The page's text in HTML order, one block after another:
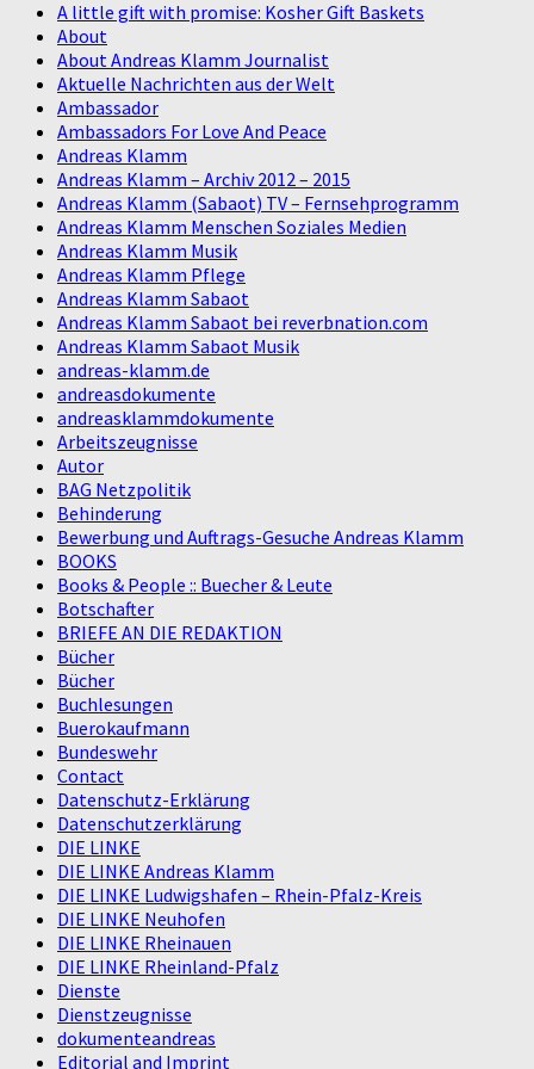
A little gift with promise: Kosher Gift Baskets
About
About Andreas Klamm Journalist
Aktuelle Nachrichten aus der Welt
Ambassador
Ambassadors For Love And Peace
Andreas Klamm
Andreas Klamm – Archiv 2012 – 2015
Andreas Klamm (Sabaot) TV – Fernsehprogramm
Andreas Klamm Menschen Soziales Medien
Andreas Klamm Musik
Andreas Klamm Pflege
Andreas Klamm Sabaot
Andreas Klamm Sabaot bei reverbnation.com
Andreas Klamm Sabaot Musik
andreas-klamm.de
andreasdokumente
andreasklammdokumente
Arbeitszeugnisse
Autor
BAG Netzpolitik
Behinderung
Bewerbung und Auftrags-Gesuche Andreas Klamm
BOOKS
Books & People :: Buecher & Leute
Botschafter
BRIEFE AN DIE REDAKTION
Bücher
Bücher
Buchlesungen
Buerokaufmann
Bundeswehr
Contact
Datenschutz-Erklärung
Datenschutzerklärung
DIE LINKE
DIE LINKE Andreas Klamm
DIE LINKE Ludwigshafen – Rhein-Pfalz-Kreis
DIE LINKE Neuhofen
DIE LINKE Rheinauen
DIE LINKE Rheinland-Pfalz
Dienste
Dienstzeugnisse
dokumenteandreas
Editorial and Imprint